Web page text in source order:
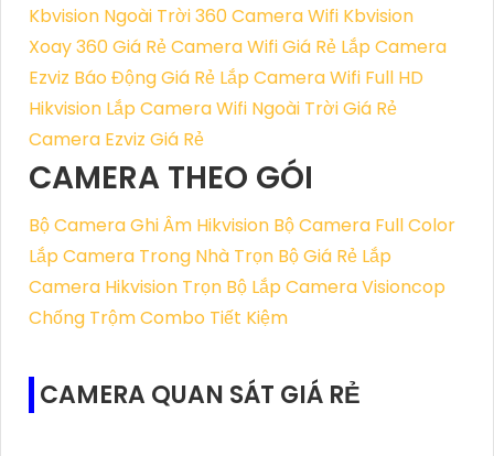
Kbvision Ngoài Trời 360Camera Wifi Kbvision
Xoay 360 Giá RẻCamera Wifi Giá Rẻ Lắp Camera
Ezviz Báo Động Giá Rẻ Lắp Camera Wifi Full HD
Hikvision Lắp Camera Wifi Ngoài Trời Giá Rẻ
Camera Ezviz Giá Rẻ
CAMERA THEO GÓI
Bộ Camera Ghi Âm Hikvision Bộ Camera Full Color
Lắp Camera Trong Nhà Trọn Bộ Giá Rẻ Lắp
Camera Hikvision Trọn Bộ Lắp Camera Visioncop
Chống Trộm Combo Tiết Kiệm
CAMERA QUAN SÁT GIÁ RẺ